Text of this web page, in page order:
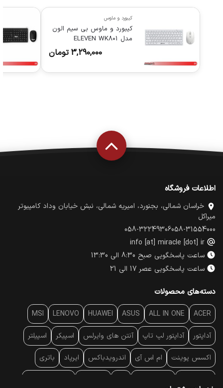
کیبورد و ماوس
کیبورد و ماوس بی سیم الون
مدل ELEVEN WK801
3,290,000 تومان
اطلاعات فروشگاه
خراسان شمالی، بجنورد، امیریه شمالی، نبش خیابان وداد کامپیوتر
میراکل
058-31554000
058-32249306
info [at] miracle [dot] ir
ساعت پاسخگویی صبح 8:30 الی 13:30
ساعت پاسخگویی عصر 17 الی 21
دسته‌های محصولات
ACER
ALL IN ONE
ASUS
HUAWEI
LENOVO
MSI
آداپتور آداپتور لپ تاپ آنتن‌ های وایرلس اسپیکر اسپیلتر
اکسس پوینت ام اس آی اندرویدباکس ایرپاد باتری